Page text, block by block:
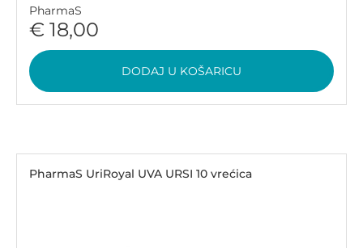
PharmaS
€ 18,00
DODAJ U KOŠARICU
PharmaS UriRoyal UVA URSI 10 vrećica